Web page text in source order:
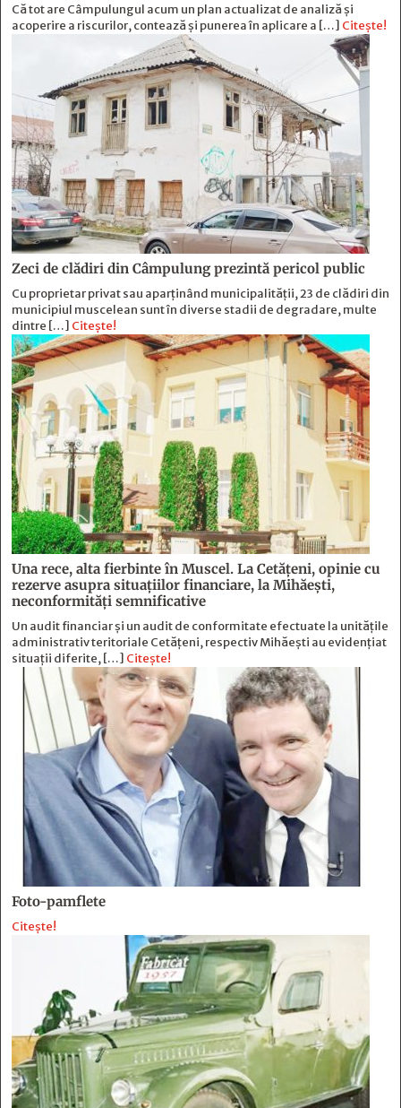
Că tot are Câmpulungul acum un plan actualizat de analiză și
acoperire a riscurilor, contează și punerea în aplicare a […] Citește!
Zeci de clădiri din Câmpulung prezintă pericol public
Cu proprietar privat sau aparținând municipalității, 23 de clădiri din
municipiul muscelean sunt în diverse stadii de degradare, multe
dintre […] Citește!
Una rece, alta fierbinte în Muscel. La Cetăţeni, opinie cu
rezerve asupra situaţiilor financiare, la Mihăeşti,
neconformităţi semnificative
Un audit financiar și un audit de conformitate efectuate la unitățile
administrativ teritoriale Cetățeni, respectiv Mihăești au evidențiat
situații diferite, […] Citește!
Foto-pamflete
Citește!